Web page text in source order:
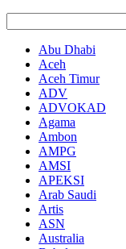
Abu Dhabi
Aceh
Aceh Timur
ADV
ADVOKAD
Agama
Ambon
AMPG
AMSI
APEKSI
Arab Saudi
Artis
ASN
Australia